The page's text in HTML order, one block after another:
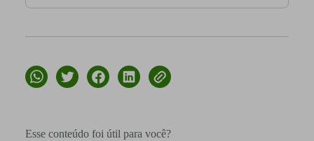
Esse conteúdo foi útil para você?